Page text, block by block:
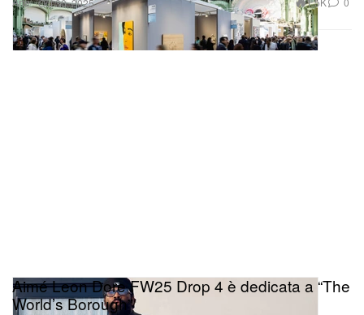
Oct 30, 2025
Aimé Leon Dore FW25 Drop 4 è dedicata a “The
World’s Borough”